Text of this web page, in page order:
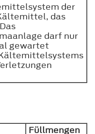
der
das
darf nur
gewartet
Füllmengen